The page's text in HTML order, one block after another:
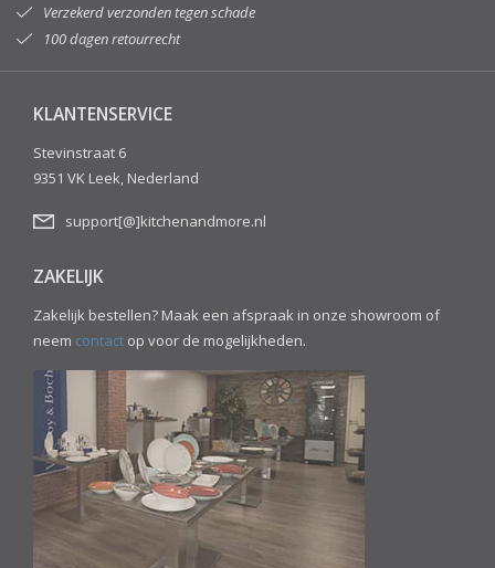
Verzekerd verzonden tegen schade
100 dagen retourrecht
KLANTENSERVICE
Stevinstraat 6
9351 VK Leek, Nederland
support[@]kitchenandmore.nl
ZAKELIJK
Zakelijk bestellen? Maak een afspraak in onze showroom of
neem contact op voor de mogelijkheden.